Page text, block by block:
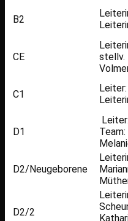
B2
CE
stellv.
C1
D1
D2/Neugeborene
D2/2